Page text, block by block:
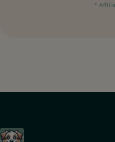
*